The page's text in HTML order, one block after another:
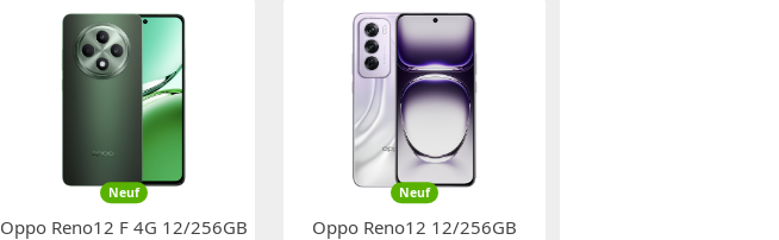
Neuf
Oppo Reno12 F 4G 12/256GB
Neuf
Oppo Reno12 12/256GB